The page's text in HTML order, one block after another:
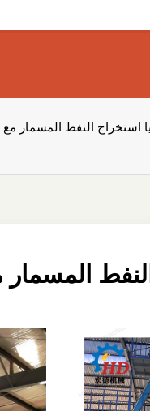
استخراج النفط المسمار
النفط